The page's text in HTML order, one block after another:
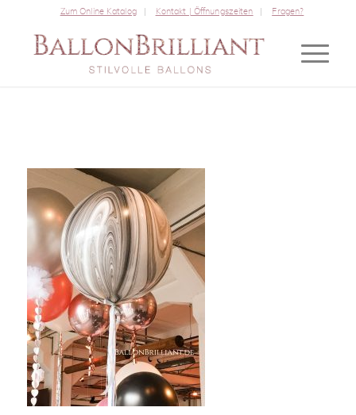
Zum Online Katalog Kontakt | Öffnungszeiten Fragen?